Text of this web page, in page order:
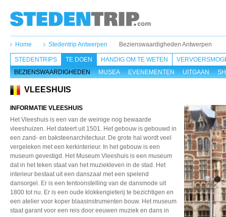
Home Stedentrip Antwerpen Bezienswaardigheden Antwerpen
STEDENTRIPS
TE DOEN
BEZIENSWAARDIGHEDEN
MUSEA EVENEMENTEN UITGAAN
HANDIG OM TE WETEN
VLEESHUIS
INFORMATIE VLEESHUIS
Het Vleeshuis is een van de weinige nog bewaarde
vleeshuizen. Het dateert uit 1501. Het gebouw is gebouwd in
een zand- en baksteenarchitectuur. De grote hal wordt veel
vergeleken met een kerkinterieur. In het gebouw is een
museum gevestigd. Het Museum Vleeshuis is een museum
dat in het teken staat van het muziekleven in de stad. Het
interieur bestaat uit een danszaal met een spelend
dansorgel. Er is een tentoonstelling van de dansmode uit
1800 tot nu. Er is een oude klokkengieterij te bezichtigen en
een atelier voor koper blaasinstrumenten bouw. Het museum
staat garant voor een reis door eeuwen muziek en dans in